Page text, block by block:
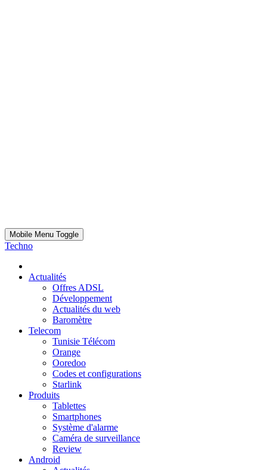
Mobile Menu Toggle
Techno
Actualités
Offres ADSL
Développement
Actualités du web
Baromètre
Telecom
Tunisie Télécom
Orange
Ooredoo
Codes et configurations
Starlink
Produits
Tablettes
Smartphones
Système d'alarme
Caméra de surveillance
Review
Android